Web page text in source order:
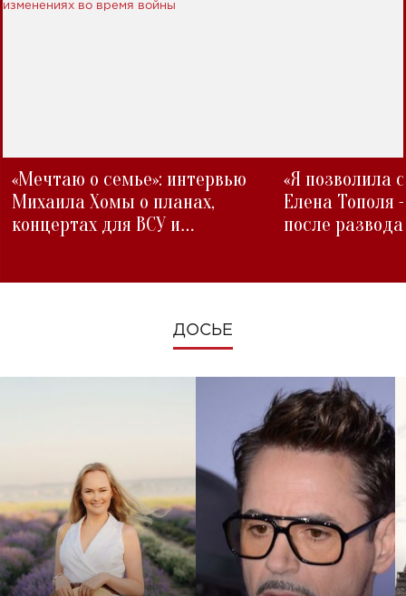
«Мечтаю о семье»: интервью
Михаила Хомы о планах,
концертах для ВСУ и
«Я позволила
Елена Тополя
после развода
ДОСЬЕ